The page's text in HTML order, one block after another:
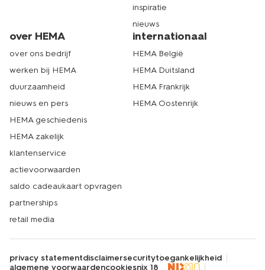
inspiratie
nieuws
over HEMA
over ons bedrijf
werken bij HEMA
duurzaamheid
nieuws en pers
HEMA geschiedenis
HEMA zakelijk
klantenservice
actievoorwaarden
saldo cadeaukaart opvragen
partnerships
retail media
internationaal
HEMA België
HEMA Duitsland
HEMA Frankrijk
HEMA Oostenrijk
privacy statementdisclaimersecuritytoegankelijkheid
algemene voorwaardencookiesnix 18